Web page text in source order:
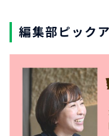
編集部ピック